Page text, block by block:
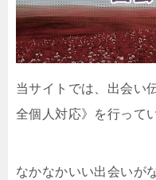
当サイトでは、出会い
全個人対応》を行って
なかなかいい出会いが